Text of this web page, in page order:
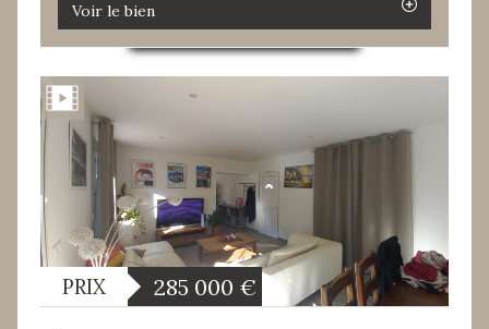
Voir le bien
PRIX 285 000 €